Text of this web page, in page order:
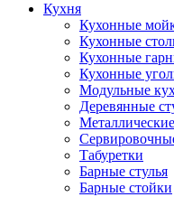
Кухня
Кухонные
Кухонные
Кухонные
Кухонные
Модульные
Деревянные
Табуретки
Барные стулья
Барные стойки